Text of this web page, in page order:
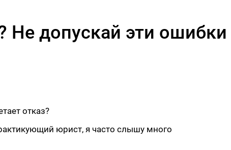
Не допускай эти ошибки
отказ?
юрист, я часто слышу много